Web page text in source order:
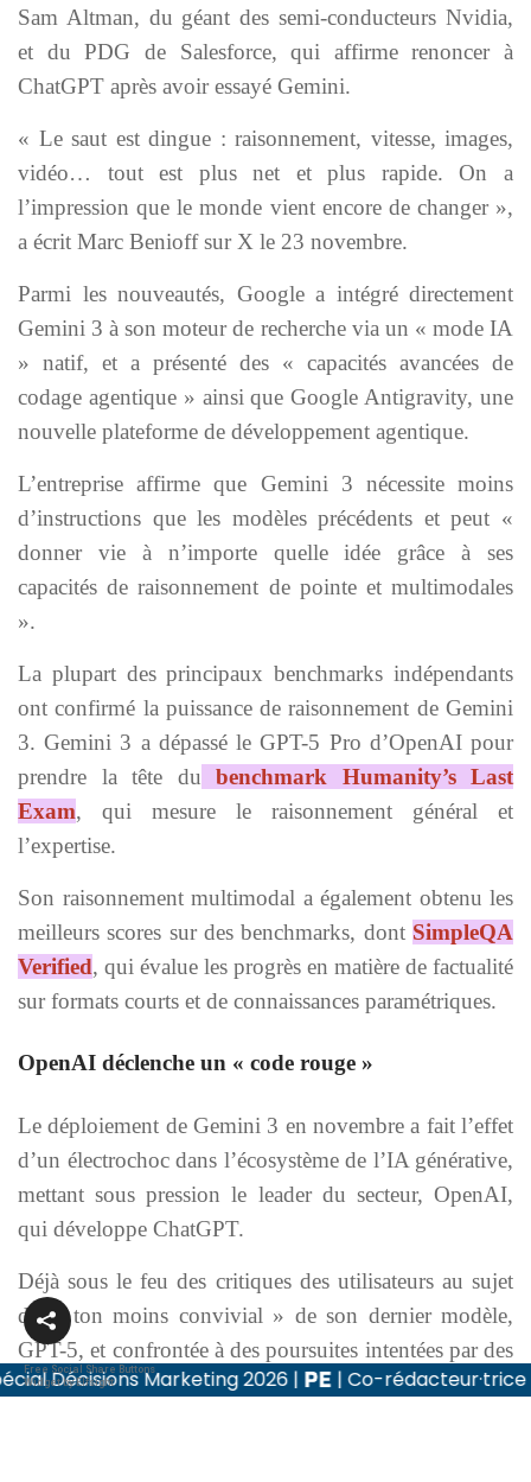
Sam Altman, du géant des semi-conducteurs Nvidia,
et du PDG de Salesforce, qui affirme renoncer à
ChatGPT après avoir essayé Gemini.
« Le saut est dingue : raisonnement, vitesse, images,
vidéo… tout est plus net et plus rapide. On a
l’impression que le monde vient encore de changer »,
a écrit Marc Benioff sur X le 23 novembre.
Parmi les nouveautés, Google a intégré directement
Gemini 3 à son moteur de recherche via un « mode IA
» natif, et a présenté des « capacités avancées de
codage agentique » ainsi que Google Antigravity, une
nouvelle plateforme de développement agentique.
L’entreprise affirme que Gemini 3 nécessite moins
d’instructions que les modèles précédents et peut «
donner vie à n’importe quelle idée grâce à ses
capacités de raisonnement de pointe et multimodales
».
La plupart des principaux benchmarks indépendants
ont confirmé la puissance de raisonnement de Gemini
3. Gemini 3 a dépassé le GPT-5 Pro d’OpenAI pour
prendre la tête du
benchmark Humanity’s Last
Exam, qui mesure le raisonnement général et
l’expertise.
Son raisonnement multimodal a également obtenu les
meilleurs scores sur des benchmarks, dont SimpleQA
Verified, qui évalue les progrès en matière de factualité
sur formats courts et de connaissances paramétriques.
OpenAI déclenche un « code rouge »
Le déploiement de Gemini 3 en novembre a fait l’effet
d’un électrochoc dans l’écosystème de l’IA générative,
mettant sous pression le leader du secteur, OpenAI,
qui développe ChatGPT.
Déjà sous le feu des critiques des utilisateurs au sujet
du « ton moins convivial » de son dernier modèle,
GPT-5, et confrontée à des poursuites intentées par des
familles qui estiment que ChatGPT a contribué au
Free Social Share Buttons
Widget by Elfsight
Marketing 2026| | Co-rédacteur·trice en chef de